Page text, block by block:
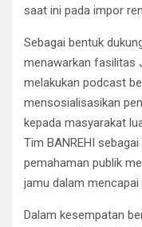
saat ini pada impor
Sebagai bentuk
menawarkan fasilitas
melakukan podcast
mensosialisasikan
kepada masyarakat
Tim BANREHI
pemahaman publik
jamu dalam
Dalam kesempatan